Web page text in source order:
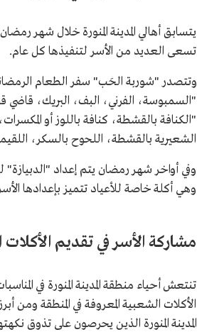
يتسابق أهالي المدينة المنورة خلال شهر
تسعى العديد من الأسر لتنفيذها كل عام.
وتتصدر "شوربة الحَب" سفر الطعام الرمضانية
"السمبوسة، الفرني، البف، البريك، قاضي
"الكنافة بالقشطة، كنافة باللوز أو
الشعيرية بالقشطة، اللحوح بالسكر،
وفي أواخر شهر رمضان يتم إعداد
وهي أكلة خاصة للأعياد تتميز بإعدادها الأسر
مشاركة الأسر في تقديم الأكلات
تنتعش أحياء منطقة المدينة المنورة في
الأكلات الشعبية المعروفة في المنطقة ومن
المدينة المنورة الذين يحرصون على تذوق